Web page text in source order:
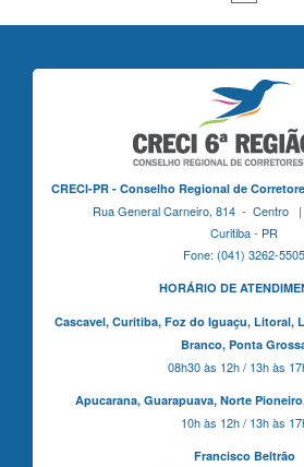
CRECI-PR - Conselho Regional de
Rua General Carneiro, 814 - Centro
Curitiba - PR
Fone: (041) 3262-5505
HORÁRIO DE
Cascavel, Curitiba,Foz do Iguaçu, Litoral,
Branco, Ponta
08h30 às 12h / 13h às
Apucarana, Guarapuava, Norte
10h às 12h / 13h às
Francisco Beltrão